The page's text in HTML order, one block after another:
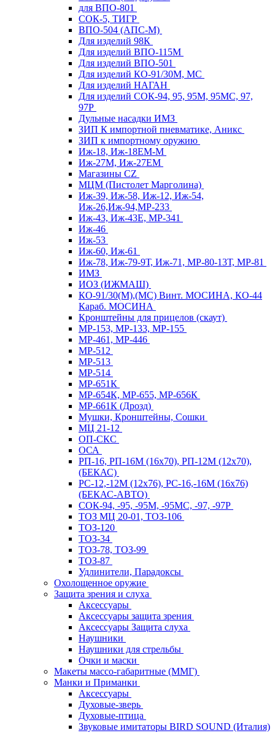
для ВПО-801
СОК-5, ТИГР
ВПО-504 (АПС-М)
Для изделий 98К
Для изделий ВПО-115М
Для изделий ВПО-501
Для изделий КО-91/30М, МС
Для изделий НАГАН
Для изделий СОК-94, 95, 95М, 95МС, 97,
97Р
Дульные насадки ИМЗ
ЗИП К импортной пневматике, Аникс
ЗИП к импортному оружию
Иж-18, Иж-18ЕМ-М
Иж-27М, Иж-27ЕМ
Магазины CZ
МЦМ (Пистолет Марголина)
Иж-39, Иж-58, Иж-12, Иж-54,
Иж-26,Иж-94,МР-233
Иж-43, Иж-43Е, МР-341
Иж-46
Иж-53
Иж-60, Иж-61
Иж-78, Иж-79-9Т, Иж-71, МР-80-13Т, МР-81
ИМЗ
ИОЗ (ИЖМАШ)
КО-91/30(М),(МС) Винт. МОСИНА, КО-44
Караб. МОСИНА
Кронштейны для прицелов (скаут)
МР-153, МР-133, МР-155
МР-461, МР-446
МР-512
МР-513
МР-514
МР-651К
МР-654К, МР-655, МР-656К
МР-661К (Дрозд)
Мушки, Кронштейны, Сошки
МЦ 21-12
ОП-СКС
ОСА
РП-16, РП-16М (16х70), РП-12М (12х70),
(БЕКАС)
РС-12,-12М (12х76), РС-16,-16М (16х76)
(БЕКАС-АВТО)
СОК-94, -95, -95М, -95МС, -97, -97Р
ТОЗ МЦ 20-01, ТОЗ-106
ТОЗ-120
ТОЗ-34
ТОЗ-78, ТОЗ-99
ТОЗ-87
Удлинители, Парадоксы
Охолощенное оружие
Защита зрения и слуха
Аксессуары
Аксессуары защита зрения
Аксессуары Защита слуха
Наушники
Наушники для стрельбы
Очки и маски
Макеты массо-габаритные (ММГ)
Манки и Приманки
Аксессуары
Духовые-зверь
Духовые-птица
Звуковые имитаторы BIRD SOUND (Италия)